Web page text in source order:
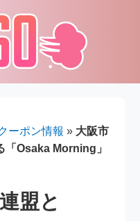
ーポン情報 » 大阪市
Osaka Morning」
盟と